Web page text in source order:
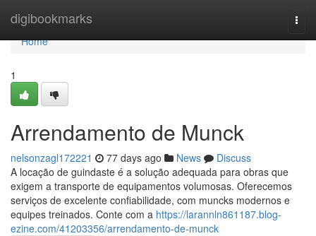
digibookmarks
Home
Home
1
Arrendamento de Munck
nelsonzagl172221 77 days ago News
Discuss
A locação de guindaste é a solução adequada para obras que
exigem a transporte de equipamentos volumosas. Oferecemos
serviços de excelente confiabilidade, com muncks modernos e
equipes treinados. Conte com a https://larannln861187.blog-
ezine.com/41203356/arrendamento-de-munck